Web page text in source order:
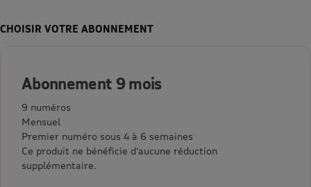
CHOISIR VOTRE ABONNEMENT
Abonnement 9 mois
9 numéros
Mensuel
Premier numéro sous 4 à 6 semaines
Ce produit ne bénéficie d’aucune réduction
supplémentaire.